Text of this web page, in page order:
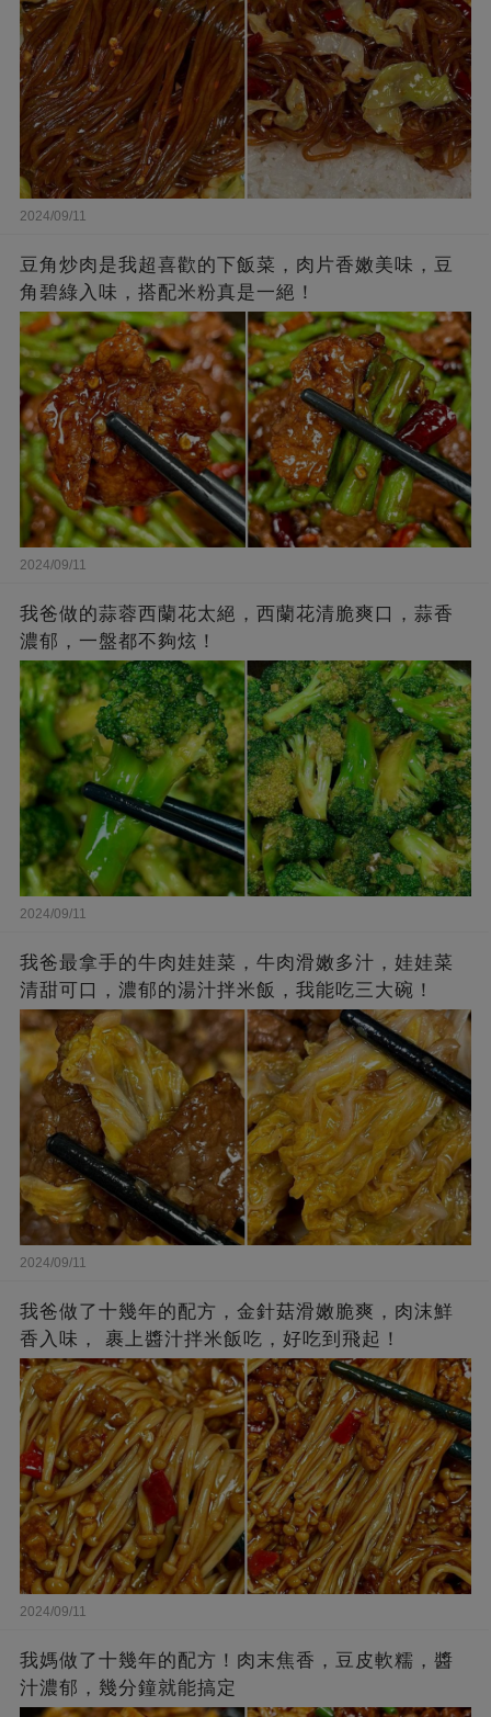
2024/09/11
豆角炒肉是我超喜歡的下飯菜，肉片香嫩美味，豆
角碧綠入味，搭配米粉真是一絕！
2024/09/11
我爸做的蒜蓉西蘭花太絕，西蘭花清脆爽口，蒜香
濃郁，一盤都不夠炫！
2024/09/11
我爸最拿手的牛肉娃娃菜，牛肉滑嫩多汁，娃娃菜
清甜可口，濃郁的湯汁拌米飯，我能吃三大碗！
2024/09/11
我爸做了十幾年的配方，金針菇滑嫩脆爽，肉沫鮮
香入味， 裹上醬汁拌米飯吃，好吃到飛起！
2024/09/11
我媽做了十幾年的配方！肉末焦香，豆皮軟糯，醬
汁濃郁，幾分鐘就能搞定